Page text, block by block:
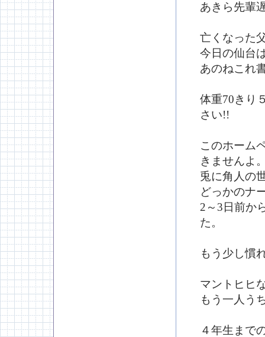
あきら先輩
亡くなった
今日の仙台
あのねこれ
体重70きり
さい!!
このホーム
きませんよ
兎に角人の
どっかのナ
2～3日前か
た。
もう少し慣
マントヒヒ
もう一人う
４年生まで